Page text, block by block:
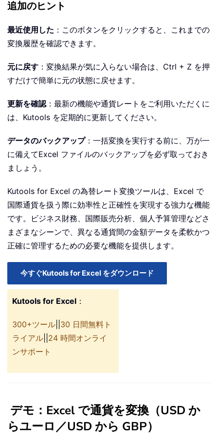
追加のヒント
最近使用した ：このボタンをクリックすると、これまでの
変換履歴を確認できます。
元に戻す ：変換結果が気に入らない場合は、Ctrl + Z を押
すだけで簡単に元の状態に戻せます。
更新を確認 ：最新の機能や通貨レートをご利用いただくに
は、Kutools を定期的に更新してください。
データのバックアップ：一括変換を実行する前に、万が一
に備えてExcel ファイルのバックアップを必ず取っておき
ましょう。
Kutools for Excel の為替レート変換ツールは、Excel で
国際通貨を扱う際に効率性と正確性を実現する強力な機能
です。ビジネス財務、国際販売分析、個人予算管理などさ
まざまなシーンで、異なる通貨間の金額データを柔軟かつ
正確に管理するための必要な機能を提供します。
今すぐKutools for Excel をダウンロード
Kutools for Excel ：
300+ツール 30 日間無料ト
ライアル 24 時間オンライ
ンサポート
デモ：Excel で通貨を変換（USD か
らユーロ／USD から GBP）